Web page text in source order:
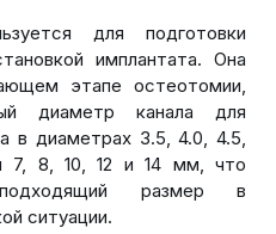
для подготовки
имплантата. Она
этапе остеотомии,
диаметр канала для
в диаметрах 3.5, 4.0, 4.5,
8, 10, 12 и 14 мм, что
размер в
ситуации.